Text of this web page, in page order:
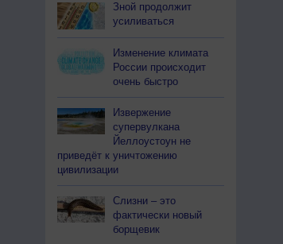
Зной продолжит
усиливаться
Изменение климата
России происходит
очень быстро
Извержение
супервулкана
Йеллоустоун не
приведёт к уничтожению
цивилизации
Слизни – это
фактически новый
борщевик